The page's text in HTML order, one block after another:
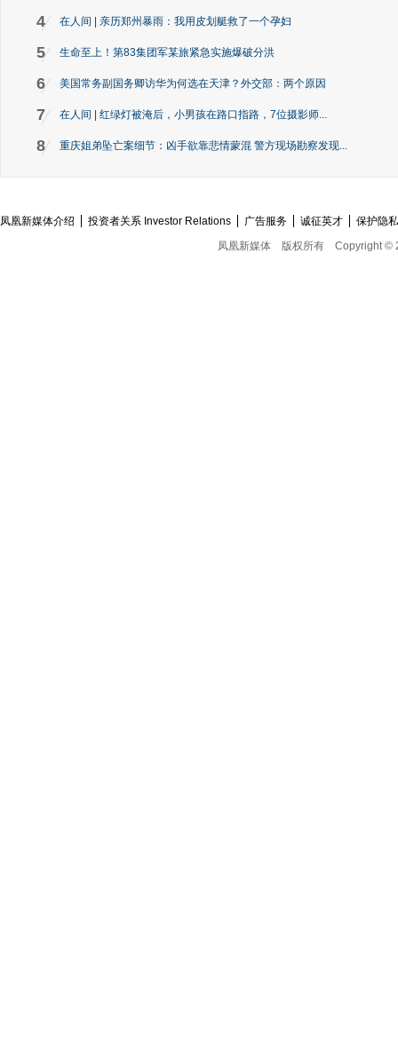
4 在人间 | 亲历郑州暴雨：我用皮划艇救了一个孕妇
5 生命至上！第83集团军某旅紧急实施爆破分洪
6 美国常务副国务卿访华为何选在天津？外交部：两个原因
7 在人间 | 红绿灯被淹后，小男孩在路口指路，7位摄影师...
8 重庆姐弟坠亡案细节：凶手欲靠悲情蒙混 警方现场勘察发现...
凤凰新媒体介绍 投资者关系 Investor Relations 广告服务 诚征英才
保护隐
凤凰新媒体
版权所有 Copyright ©